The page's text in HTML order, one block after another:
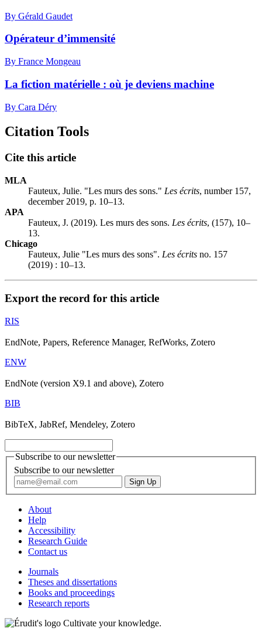
By Gérald Gaudet
Opérateur d’immensité
By France Mongeau
La fiction matérielle : où je deviens machine
By Cara Déry
Citation Tools
Cite this article
MLA
Fauteux, Julie. "Les murs des sons." Les écrits, number 157,
december 2019, p. 10–13.
APA
Fauteux, J. (2019). Les murs des sons. Les écrits, (157), 10–
13.
Chicago
Fauteux, Julie "Les murs des sons". Les écrits no. 157
(2019) : 10–13.
Export the record for this article
RIS
EndNote, Papers, Reference Manager, RefWorks, Zotero
ENW
EndNote (version X9.1 and above), Zotero
BIB
BibTeX, JabRef, Mendeley, Zotero
Subscribe to our newsletter
Subscribe to our newsletter
About
Help
Accessibility
Research Guide
Contact us
Journals
Theses and dissertations
Books and proceedings
Research reports
Cultivate your knowledge.